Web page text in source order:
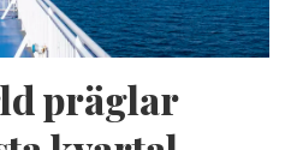
präglar